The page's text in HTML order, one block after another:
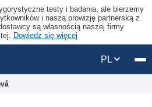
testy i badania, ale bierzemy
i naszą prowizję partnerską z
są własnością naszej firmy
Dowiedz się więcej
PL